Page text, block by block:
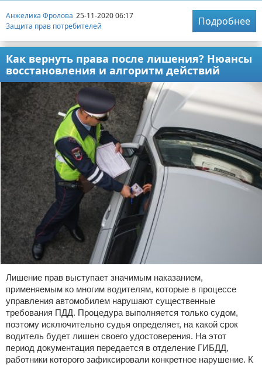
Анжелика Фролова 25-11-2020 06:17
Защита прав потребителей
Подробнее
Как вернуть права после лишения? Нюансы
восстановления и алгоритм действий
Лишение прав выступает значимым наказанием,
применяемым ко многим водителям, которые в процессе
управления автомобилем нарушают существенные
требования ПДД. Процедура выполняется только судом,
поэтому исключительно судья определяет, на какой срок
водитель будет лишен своего удостоверения. На этот
период документация передается в отделение ГИБДД,
работники которого зафиксировали конкретное нарушение. К